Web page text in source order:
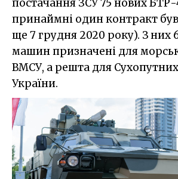
постачання ЗСУ 75 нових
принаймні один контракт
ще 7 грудня 2020 року). З них
машин призначені для
ВМСУ, а решта для Сухопутних
України.